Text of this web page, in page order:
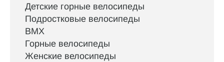
Детские горные велосипеды
Подростковые велосипеды
BMX
Горные велосипеды
Женские велосипеды